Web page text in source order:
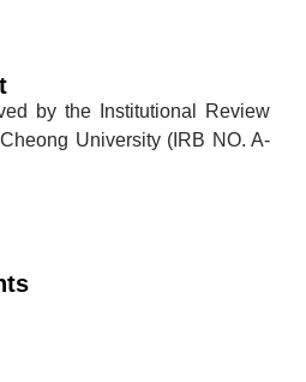
by the Institutional Review
University (IRB NO. A-